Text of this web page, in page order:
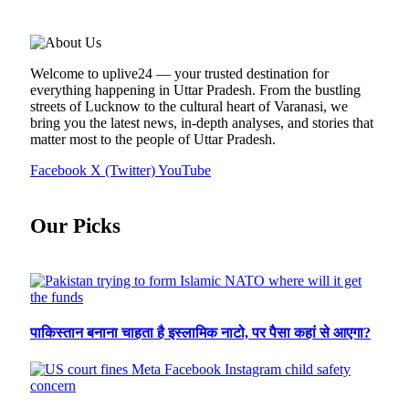
Welcome to uplive24 — your trusted destination for
everything happening in Uttar Pradesh. From the bustling
streets of Lucknow to the cultural heart of Varanasi, we
bring you the latest news, in-depth analyses, and stories that
matter most to the people of Uttar Pradesh.
Facebook X (Twitter)YouTube
Our Picks
पाकिस्तान बनाना चाहता है इस्लामिक नाटो, पर पैसा कहां से आएगा?